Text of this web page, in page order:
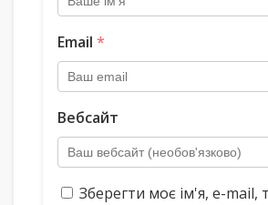
Email *
Вебсайт
Зберегти моє ім'я, e-mail,